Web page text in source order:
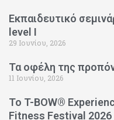
Εκπαιδευτικό
level I
29 Ιουνίου, 2026
Τα οφέλη της
11 Ιουνίου, 2026
Το T-BOW®
Fitness Festival 2026